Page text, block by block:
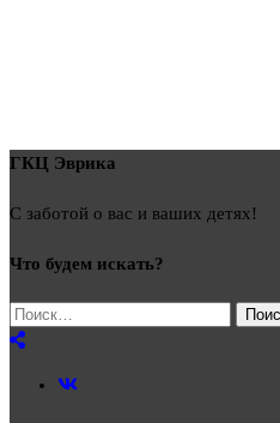
ГКЦ Эврика
С заботой о вас и ваших детях!
Что будем искать?
Найти: